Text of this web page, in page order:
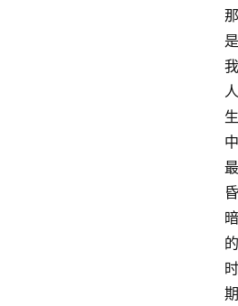
那
是
我
人
生
中
最
昏
暗
的
时
期